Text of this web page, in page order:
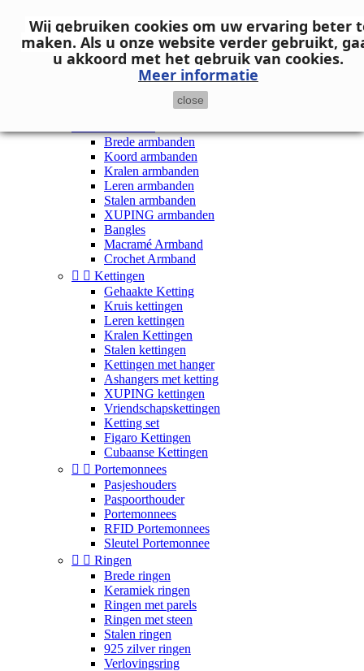
Inloggen
shopping_cart Winkelwagen (0)
Brede armbanden
Koord armbanden
Kralen armbanden
Leren armbanden
Stalen armbanden
XUPING armbanden
Bangles
Macramé Armband
Crochet Armband
  Kettingen
Gehaakte Ketting
Kruis kettingen
Leren kettingen
Kralen Kettingen
Stalen kettingen
Kettingen met hanger
Ashangers met ketting
XUPING kettingen
Vriendschapskettingen
Ketting set
Figaro Kettingen
Cubaanse Kettingen
  Portemonnees
Pasjeshouders
Paspoorthouder
Portemonnees
RFID Portemonnees
Sleutel Portemonnee
  Ringen
Brede ringen
Keramiek ringen
Ringen met parels
Ringen met steen
Stalen ringen
925 zilver ringen
Verlovingsring
Wij gebruiken cookies om uw ervaring beter
maken. Als u onze website verder gebruikt,
u akkoord met het gebruik van cookies.
Meer informatie
close